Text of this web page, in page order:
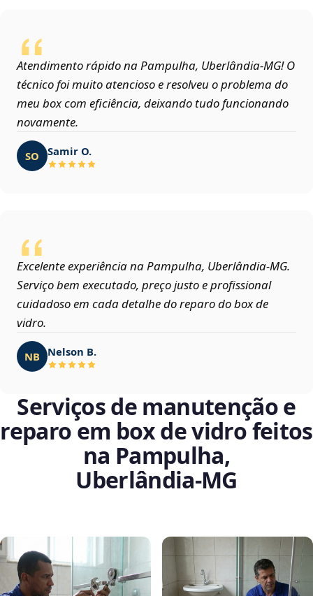
Atendimento rápido na Pampulha, Uberlândia‑MG! O
técnico foi muito atencioso e resolveu o problema do
meu box com eficiência, deixando tudo funcionando
novamente.
SO Samir O.
Excelente experiência na Pampulha, Uberlândia‑MG.
Serviço bem executado, preço justo e profissional
cuidadoso em cada detalhe do reparo do box de
vidro.
NB Nelson B.
Serviços de manutenção e
reparo em box de vidro feitos
na Pampulha,
Uberlândia‑MG